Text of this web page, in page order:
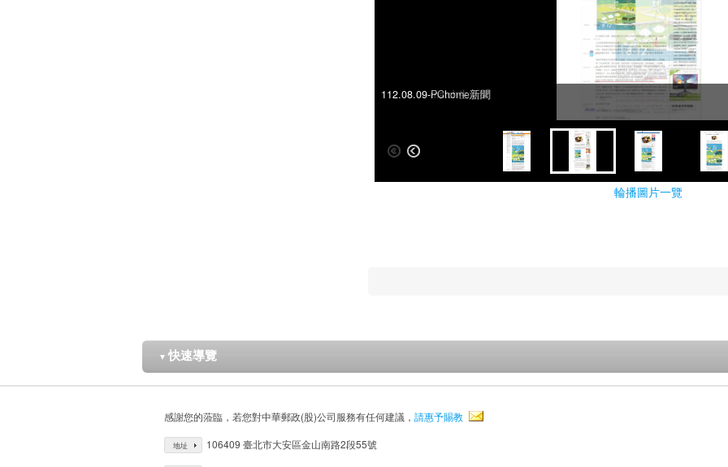
112.08.09-match生活網
112.08.09-PChome新聞
輪播圖片一覽
▼ 快速導覽
感謝您的蒞臨，若您對中華郵政(股)公司服務有任何建議， 請惠予賜教
地址 106409 臺北市大安區金山南路2段55號